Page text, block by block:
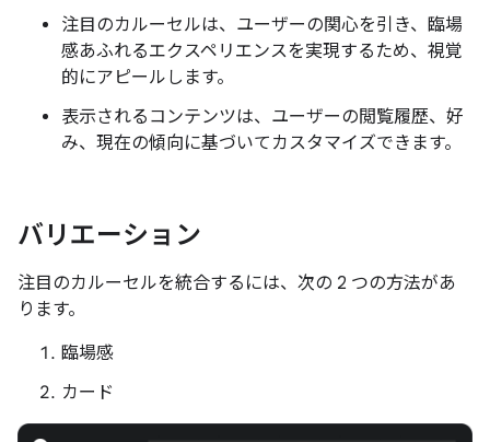
注目のカルーセルは、ユーザーの関心を引き、臨場
感あふれるエクスペリエンスを実現するため、視覚
的にアピールします。
表示されるコンテンツは、ユーザーの閲覧履歴、好
み、現在の傾向に基づいてカスタマイズできます。
バリエーション
注目のカルーセルを統合するには、次の 2 つの方法があ
ります。
臨場感
カード